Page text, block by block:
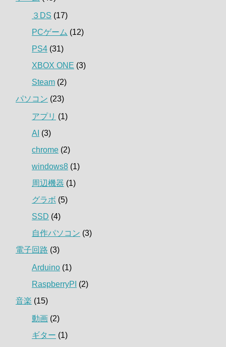
３DS (17)
PCゲーム (12)
PS4 (31)
XBOX ONE (3)
Steam (2)
パソコン (23)
アプリ (1)
AI (3)
chrome (2)
windows8 (1)
周辺機器 (1)
グラボ (5)
SSD (4)
自作パソコン (3)
電子回路 (3)
Arduino (1)
RaspberryPI (2)
音楽 (15)
動画 (2)
ギター (1)